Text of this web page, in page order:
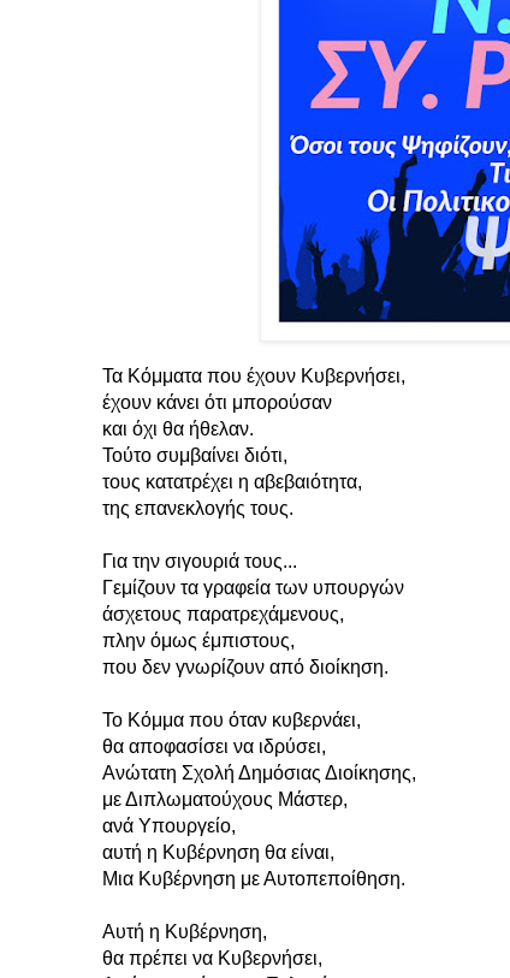
Τα Κόμματα που έχουν Κυβερνήσει,
έχουν κάνει ότι μπορούσαν
και όχι θα ήθελαν.
Τούτο συμβαίνει διότι,
τους κατατρέχει η αβεβαιότητα,
της επανεκλογής τους.
Για την σιγουριά τους...
Γεμίζουν τα γραφεία των υπουργών
άσχετους παρατρεχάμενους,
πλην όμως έμπιστους,
που δεν γνωρίζουν από διοίκηση.
Το Κόμμα που όταν κυβερνάει,
θα αποφασίσει να ιδρύσει,
Ανώτατη Σχολή Δημόσιας Διοίκησης,
με Διπλωματούχους Μάστερ,
ανά Υπουργείο,
αυτή η Κυβέρνηση θα είναι,
Μια Κυβέρνηση με Αυτοπεποίθηση.
Αυτή η Κυβέρνηση,
θα πρέπει να Κυβερνήσει,